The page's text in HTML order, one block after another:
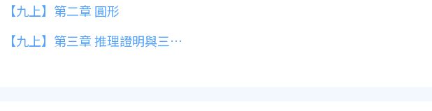
【九上】第二章 圓形
【九上】第三章 推理證明與三角形的心